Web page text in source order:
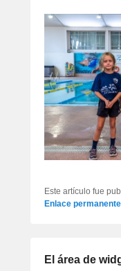
Este artículo fue
Enlace permanente
El área de